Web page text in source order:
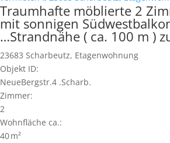
Traumhafte möblierte 2
mit sonnigen
…Strandnähe ( ca. 100 m )
23683 Scharbeutz, Etagenwohnung
Objekt ID:
NeueBergstr.4 .Scharb.
Zimmer:
2
Wohnfläche ca.:
40 m²